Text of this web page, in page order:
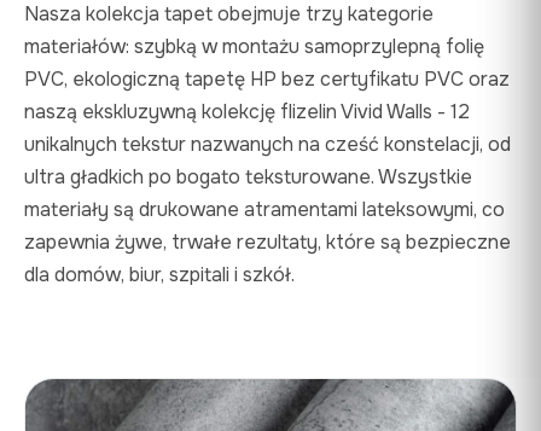
Nasza kolekcja tapet obejmuje trzy kategorie
materiałów: szybką w montażu samoprzylepną folię
PVC, ekologiczną tapetę HP bez certyfikatu PVC oraz
naszą ekskluzywną kolekcję flizelin Vivid Walls - 12
unikalnych tekstur nazwanych na cześć konstelacji, od
ultra gładkich po bogato teksturowane. Wszystkie
materiały są drukowane atramentami lateksowymi, co
zapewnia żywe, trwałe rezultaty, które są bezpieczne
dla domów, biur, szpitali i szkół.